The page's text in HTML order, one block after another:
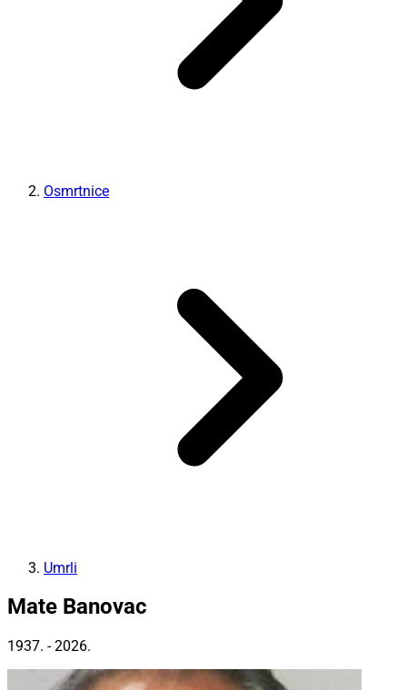
Osmrtnice
Umrli
Mate Banovac
1937. - 2026.